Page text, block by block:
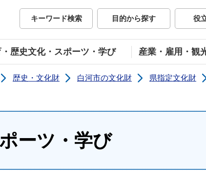
ームページ
キーワード検索
目的から探す 役
歴史文化・スポーツ・学び 産業・雇用・観
歴史・文化財 白河市の文化財 県指定文化財
ーツ・学び